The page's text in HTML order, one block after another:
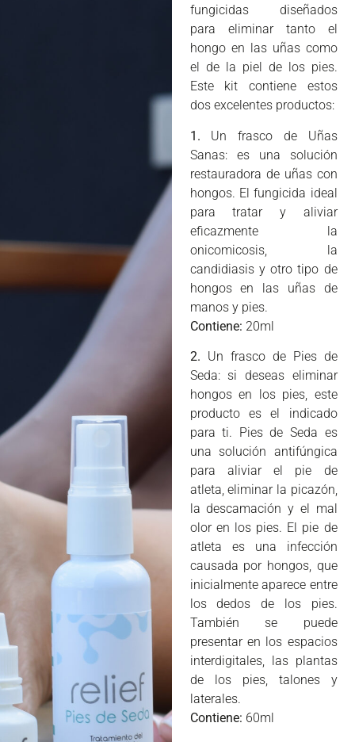
fungicidas diseñados
para eliminar tanto el
hongo en las uñas como
el de la piel de los pies.
Este kit contiene estos
dos excelentes productos:
1. Un frasco de Uñas
Sanas: es una solución
restauradora de uñas con
hongos. El fungicida ideal
para tratar y aliviar
eficazmente la
onicomicosis, la
candidiasis y otro tipo de
hongos en las uñas de
manos y pies.
Contiene: 20ml
2. Un frasco de Pies de
Seda: si deseas eliminar
hongos en los pies, este
producto es el indicado
para ti. Pies de Seda es
una solución antifúngica
para aliviar el pie de
atleta, eliminar la picazón,
la descamación y el mal
olor en los pies. El pie de
atleta es una infección
causada por hongos, que
inicialmente aparece entre
los dedos de los pies.
También se puede
presentar en los espacios
interdigitales, las plantas
de los pies, talones y
laterales.
Contiene: 60ml